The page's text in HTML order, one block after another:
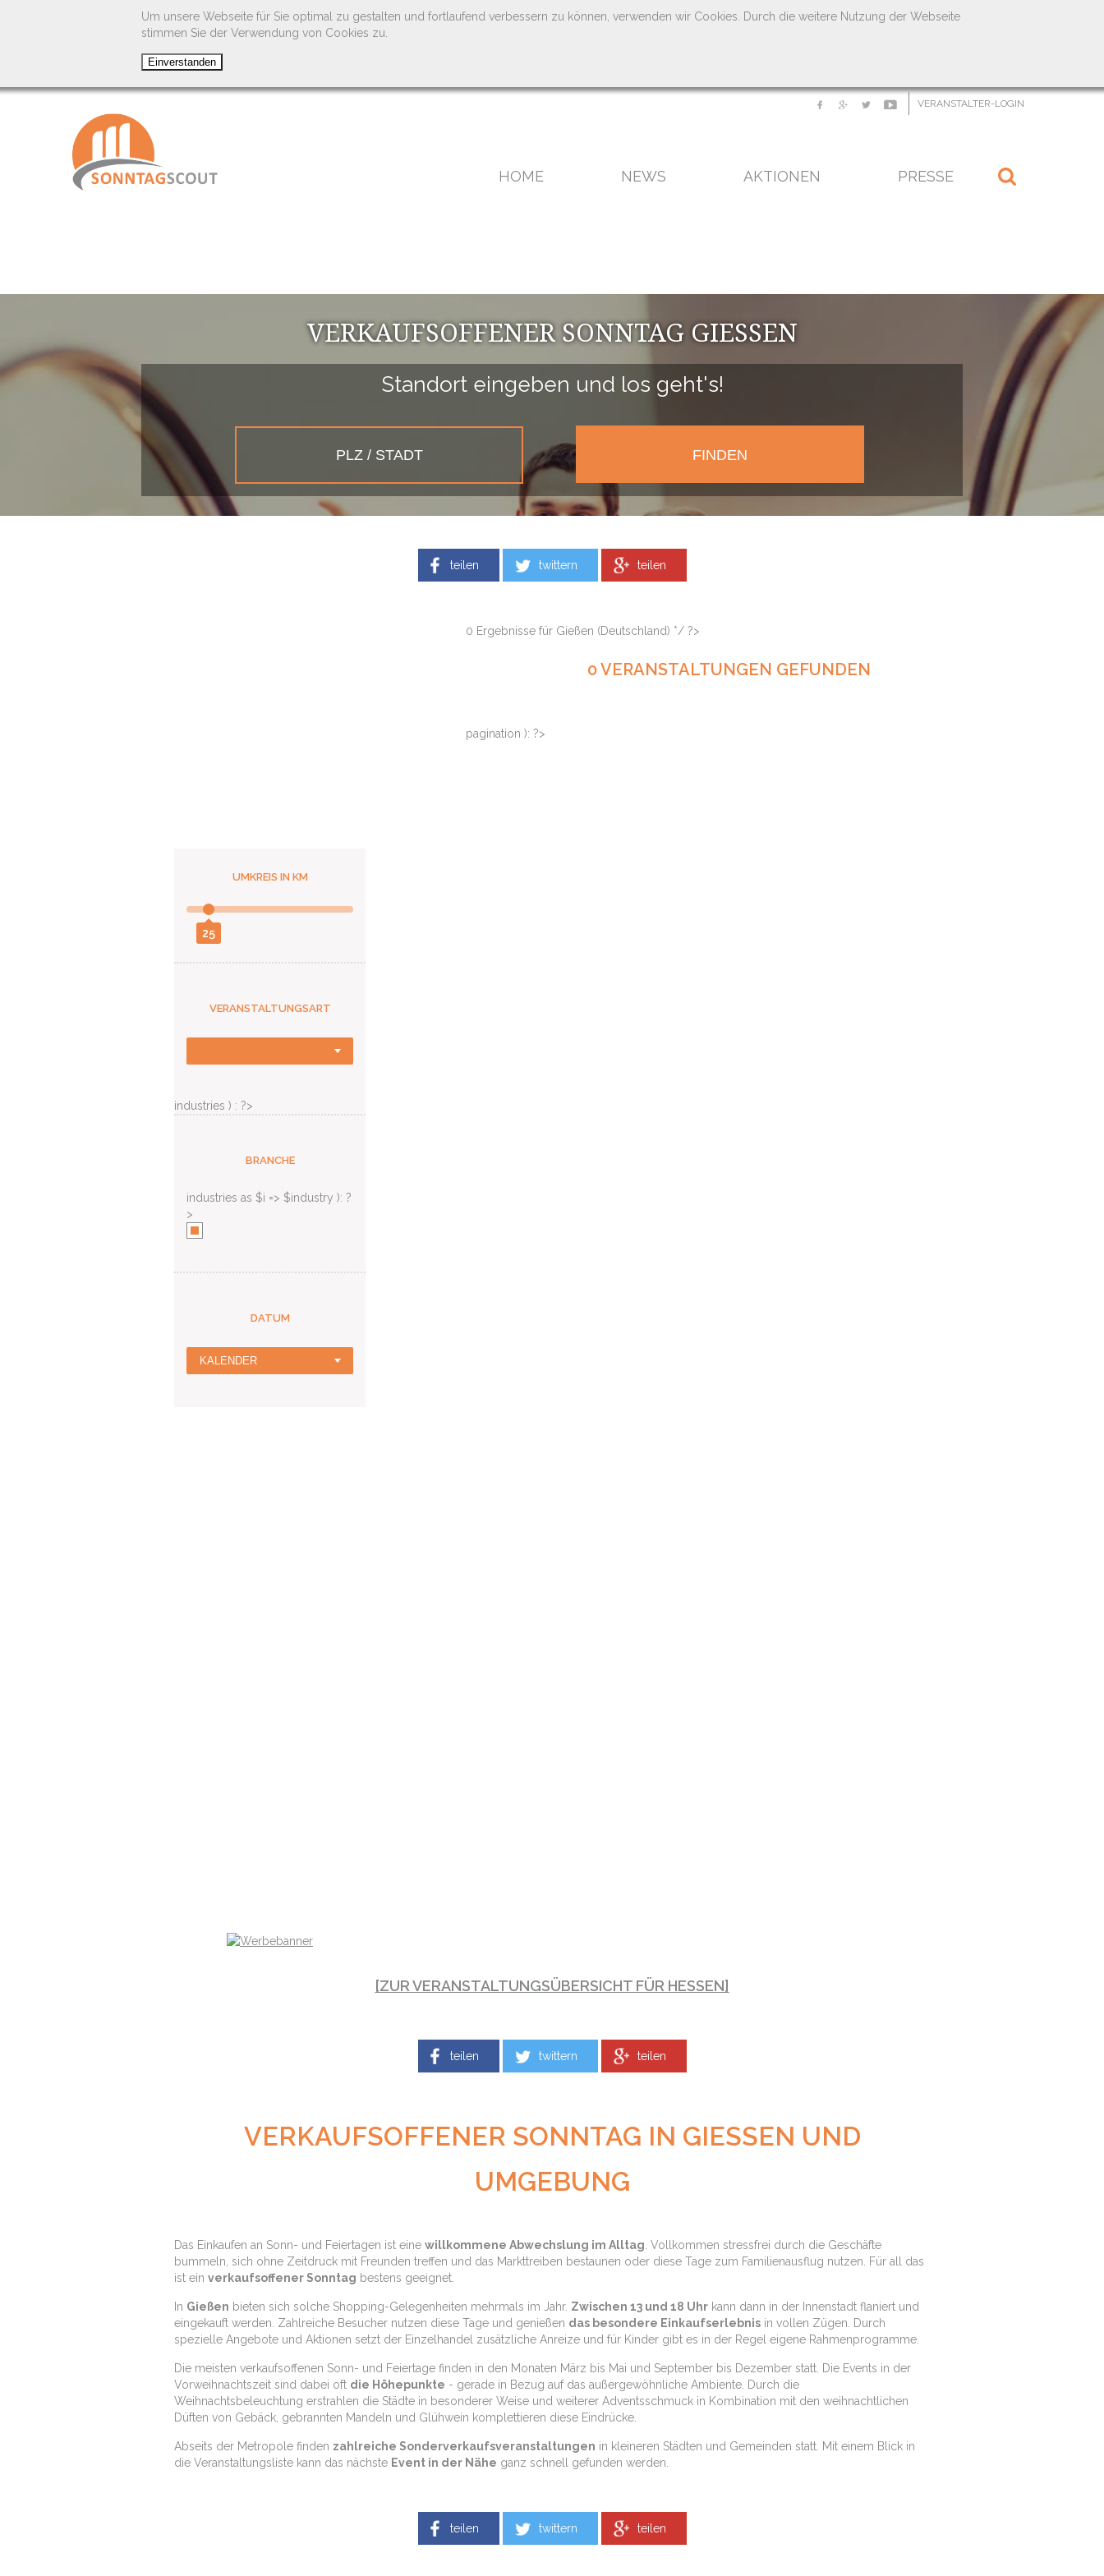
Um unsere Webseite für Sie optimal zu gestalten und fortlaufend verbessern zu können, verwenden wir Cookies. Durch die weitere Nutzung der Webseite
stimmen Sie der Verwendung von Cookies zu.
VERANSTALTER-LOGIN
HOME NEWS AKTIONEN PRESSE
VERKAUFSOFFENER SONNTAG GIESSEN
Standort eingeben und los geht's!
teilen twittern teilen
UMKREIS IN KM
25
VERANSTALTUNGSART
industries ) : ?>
BRANCHE
industries as $i => $industry ): ?
>
DATUM
0 Ergebnisse für Gießen (Deutschland) */ ?>
0 VERANSTALTUNGEN GEFUNDEN
pagination ): ?>
[ZUR VERANSTALTUNGSÜBERSICHT FÜR HESSEN]
teilen twittern teilen
VERKAUFSOFFENER SONNTAG IN GIESSEN UND U
MGEBUNG
Das Einkaufen an Sonn- und Feiertagen ist eine willkommene Abwechslung im Alltag . Vollkommen stressfrei durch die Geschäfte
bummeln, sich ohne Zeitdruck mit Freunden treffen und das Markttreiben bestaunen oder diese Tage zum Familienausflug nutzen. Für all das
ist ein verkaufsoffener Sonntag bestens geeignet.
In Gießen bieten sich solche Shopping-Gelegenheiten mehrmals im Jahr. Zwischen 13 und 18 Uhr kann dann in der Innenstadt flaniert und
eingekauft werden. Zahlreiche Besucher nutzen diese Tage und genießen das besondere Einkaufserlebnis in vollen Zügen. Durch
spezielle Angebote und Aktionen setzt der Einzelhandel zusätzliche Anreize und für Kinder gibt es in der Regel eigene Rahmenprogramme.
Die meisten verkaufsoffenen Sonn- und Feiertage finden in den Monaten März bis Mai und September bis Dezember statt. Die Events in der
Vorweihnachtszeit sind dabei oft die Höhepunkte - gerade in Bezug auf das außergewöhnliche Ambiente. Durch die
Weihnachtsbeleuchtung erstrahlen die Städte in besonderer Weise und weiterer Adventsschmuck in Kombination mit den weihnachtlichen
Düften von Gebäck, gebrannten Mandeln und Glühwein komplettieren diese Eindrücke.
Abseits der Metropole finden zahlreiche Sonderverkaufsveranstaltungen in kleineren Städten und Gemeinden statt. Mit einem Blick in
die Veranstaltungsliste kann das nächste Event in der Nähe ganz schnell gefunden werden.
teilen twittern teilen